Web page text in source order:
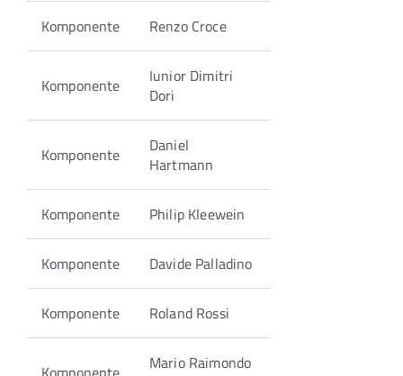
Komponente Renzo Croce
Komponente
Iunior Dimitri
Dori
Komponente
Daniel
Hartmann
Komponente Philip Kleewein
Komponente Davide Palladino
Komponente Roland Rossi
Mario Raimondo